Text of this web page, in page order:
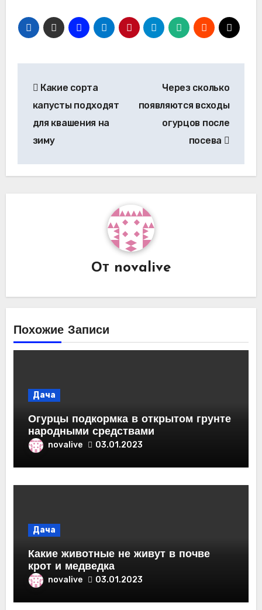
по
записям
Какие сорта
капусты подходят
для квашения на
зиму
Через сколько
появляются всходы
огурцов после
посева
От novalive
Похожие Записи
Дача
Огурцы подкормка в открытом грунте
народными средствами
novalive 03.01.2023
Дача
Какие животные не живут в почве
крот и медведка
novalive 03.01.2023